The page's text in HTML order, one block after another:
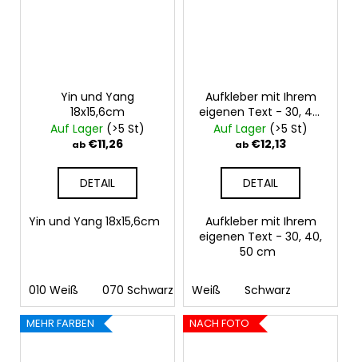
Yin und Yang
18x15,6cm
Auf Lager (>5 St)
ab €11,26
DETAIL
Yin und Yang 18x15,6cm
010 Weiß 070 Schwarz 090 Silber 091 Gold
Aufkleber mit Ihrem
eigenen Text - 30, 40,
50 cm
Auf Lager (>5 St)
ab €12,13
DETAIL
Aufkleber mit Ihrem
eigenen Text - 30, 40,
50 cm
Weiß Schwarz
MEHR FARBEN NACH FOTO